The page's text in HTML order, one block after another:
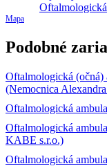
Mapa
Podobné
Oftalmologická (očná)
(Nemocnica
Oftalmologická
Oftalmologická
KABE s.r.o.)
Oftalmologická